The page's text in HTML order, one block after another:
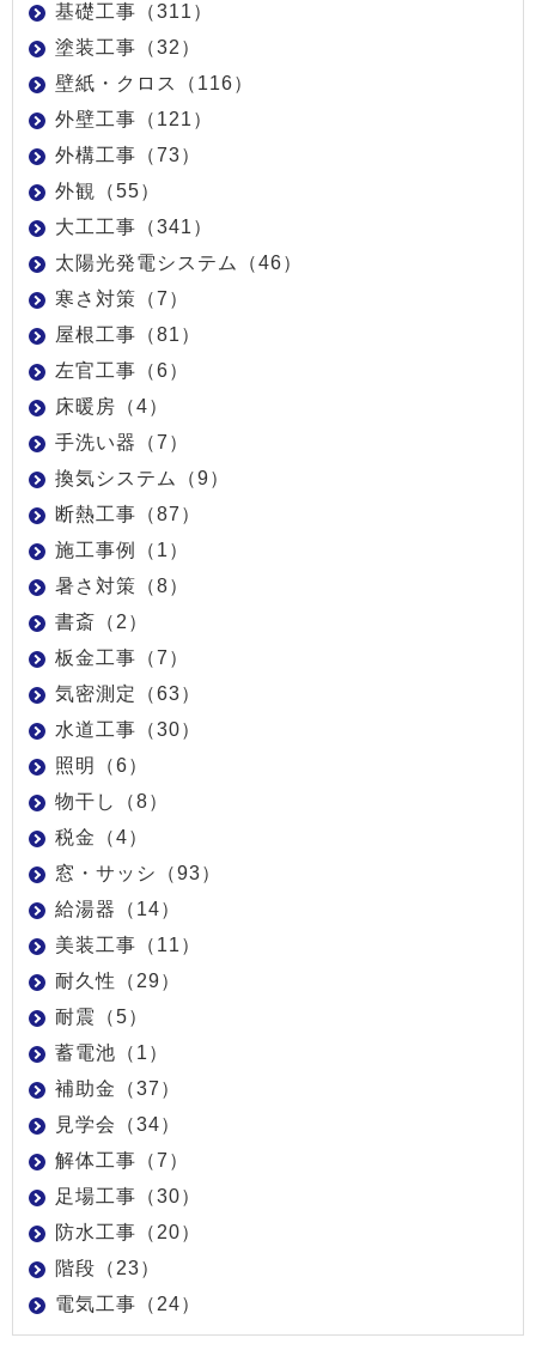
基礎工事（311）
塗装工事（32）
壁紙・クロス（116）
外壁工事（121）
外構工事（73）
外観（55）
大工工事（341）
太陽光発電システム（46）
寒さ対策（7）
屋根工事（81）
左官工事（6）
床暖房（4）
手洗い器（7）
換気システム（9）
断熱工事（87）
施工事例（1）
暑さ対策（8）
書斎（2）
板金工事（7）
気密測定（63）
水道工事（30）
照明（6）
物干し（8）
税金（4）
窓・サッシ（93）
給湯器（14）
美装工事（11）
耐久性（29）
耐震（5）
蓄電池（1）
補助金（37）
見学会（34）
解体工事（7）
足場工事（30）
防水工事（20）
階段（23）
電気工事（24）